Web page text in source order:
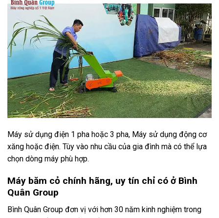
Máy sử dụng điện 1 pha hoặc 3 pha, Máy sử dụng động cơ
xăng hoặc điện. Tùy vào nhu cầu của gia đình mà có thể lựa
chọn dòng máy phù hợp.
Máy băm cỏ chính hãng, uy tín chỉ có ở Bình
Quân Group
Bình Quân Group đơn vị với hơn 30 năm kinh nghiệm trong